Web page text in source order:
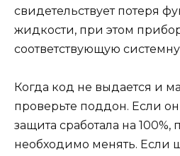
свидетельствует потеря
жидкости, при этом
соответствующую
Когда код не выдается и
проверьте поддон. Если
защита сработала на 100%,
необходимо менять. Если